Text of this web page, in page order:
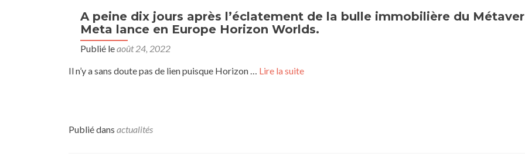
A peine dix jours après l’éclatement de la bulle immobilière du
Meta lance en Europe Horizon Worlds.
Publié leaoût 24, 2022
Il n’y a sans doute pas de lien puisque Horizon … Lire la suite
Publié dans actualités